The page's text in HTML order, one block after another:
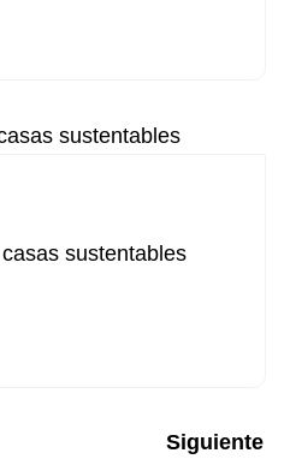
sustentables
Siguiente